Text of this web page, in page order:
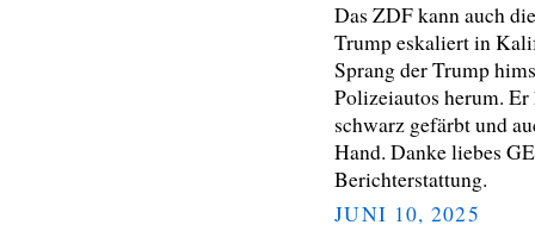
Das ZDF kann auch
Trump eskaliert in
Sprang der Trump
Polizeiautos herum.
schwarz gefärbt und
Hand. Danke liebes
Berichterstattung.
JUNI 10, 2025